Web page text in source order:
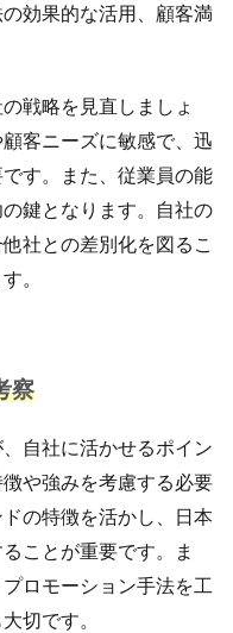
効果的な活用、顧客満
戦略を見直しましょ
客ニーズに敏感で、迅
す。また、従業員の能
鍵となります。自社の
社との差別化を図るこ
。
察
自社に活かせるポイン
や強みを考慮する必要
の特徴を活かし、日本
ことが重要です。ま
ロモーション手法を工
切です。